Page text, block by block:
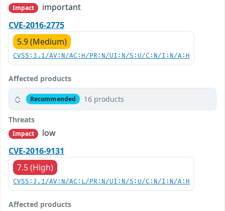
Impact
important
CVE-2016-2775
5.9 (Medium)
CVSS:3.1/AV:N/AC:H/PR:N/UI:N/S:U/C:N/I:N/A:H
Affected products
Recommended 16 products
Threats
Impact
low
CVE-2016-9131
7.5 (High)
CVSS:3.1/AV:N/AC:L/PR:N/UI:N/S:U/C:N/I:N/A:H
Affected products